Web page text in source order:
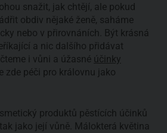
snažit, jak chtějí, ale pokud
obdiv nějaké ženě, saháme
nebo v přirovnáních. Být krásná
a nic dalšího přidávat
i vůni a úžasné účinky
zde péči pro královnu jako
produktů pěstících účinků
jako její vůně. Málokterá květina